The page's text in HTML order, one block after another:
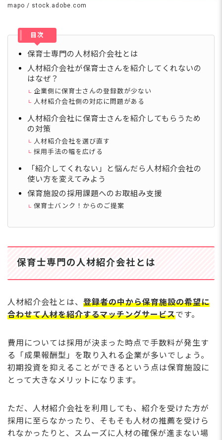
mapo / stock.adobe.com
目次
保育士専門の人材紹介会社とは
人材紹介会社が保育士さんを紹介してくれないの
はなぜ？
企業側に保育士さんの登録数が少ない
人材紹介会社側の対応に問題がある
人材紹介会社に保育士さんを紹介してもらうため
の対策
人材紹介会社を選び直す
採用手法の幅を広げる
「紹介してくれない」と悩んだら人材紹介会社の
使い方を変えてみよう
保育施設の採用課題へのお取組み支援
保育士バンク！からのご提案
保育士専門の人材紹介会社とは
人材紹介会社とは、 登録者の中から保育施設の希望に
合わせて人材を紹介するマッチングサービスです。
費用については採用が決まった時点で手数料が発生す
る「成果報酬型」を取り入れる企業が多いでしょう。
初期投資を抑えることができるという点は保育施設に
とって大きなメリットになります。
ただ、人材紹介会社を利用しても、紹介を受けた方が
採用に至らなかったり、そもそも人材の推薦を受けら
れなかったりと、スムーズに人材の確保が進まない場